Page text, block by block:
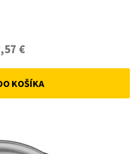
€
KOŠÍKA